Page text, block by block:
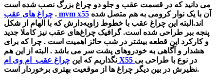
می دانید که در قسمت عقب و جلو دو چراغ بزرگ نصب شده است
. چراغ های عقب mvm x55
اند.البته این چراغ عقب با خطوط زاویه‌دارش که با الهام از شکل
پنجه ببر طراحی شده است.گرافیک چراغ‌های عقب نیز کاملا جدید
و کارکرد این قطعه بیشتر در شب حائز اهمیت است . چرا که برای
هشدار و آگاهی به خودروهای پشت سر می باشد . البته از این هم
نگذاریم که این چراغ عقب ام وی ام X55 در نوع با طراحی بی
نظیرش در بین دیگر چراغ ها از موقعیت بهتری برخوردار است.